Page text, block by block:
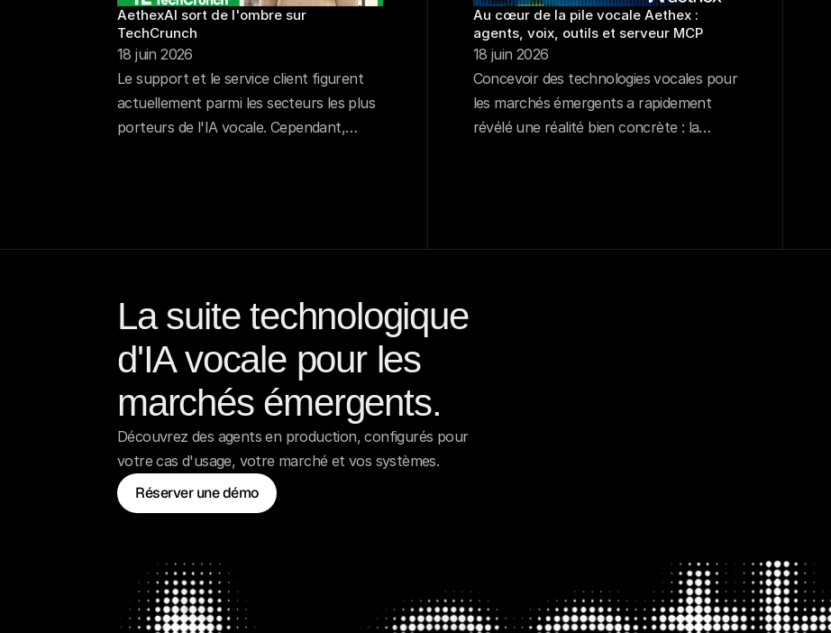
AethexAI sort de l'ombre sur
TechCrunch
18 juin 2026
Le support et le service client figurent
actuellement parmi les secteurs les plus
porteurs de l'IA vocale. Cependant,
d'autres — d'autant que la majorité des
initialement développé leurs solutions
pour l'Afrique et le Moyen-Orient.
Au cœur de la pile vocale Aethex :
agents, voix, outils et serveur MCP
18 juin 2026
Concevoir des technologies vocales pour
les marchés émergents a rapidement
révélé une réalité bien concrète : la
La suite technologique
d'IA vocale pour les
marchés émergents.
Découvrez des agents en production, configurés pour
votre cas d'usage, votre marché et vos systèmes.
Réserver une démo